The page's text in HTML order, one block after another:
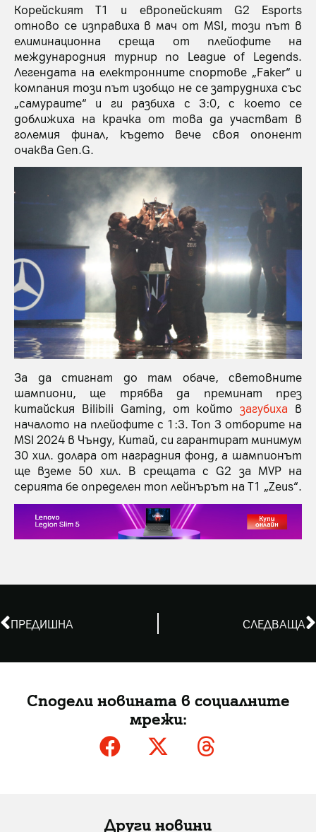
Корейският T1 и европейският G2 Esports
отново се изправиха в мач от MSI, този път в
елиминационна среща от плейофите на
международния турнир по League of Legends.
Легендата на електронните спортове „Faker“ и
компания този път изобщо не се затрудниха със
„самураите“ и ги разбиха с 3:0, с което се
доближиха на крачка от това да участват в
големия финал, където вече своя опонент
очаква Gen.G.
За да стигнат до там обаче, световните
шампиони, ще трябва да преминат през
китайския Bilibili Gaming, от койтозагубиха в
началото на плейофите с 1:3. Топ 3 отборите на
MSI 2024 в Чънду, Китай, си гарантират минимум
30 хил. долара от наградния фонд, а шампионът
ще вземе 50 хил. В срещата с G2 за MVP на
серията бе определен топ лейнърът на T1 „Zeus“.
ПРЕДИШНА СЛЕДВАЩА
Сподели новината в социалните
мрежи:
Други новини